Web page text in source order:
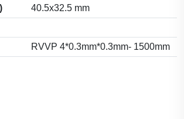
40.5x32.5 mm
RVVP 4*0.3mm*0.3mm- 1500mm